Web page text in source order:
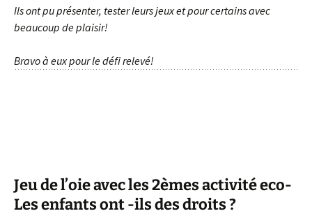
Ils ont pu présenter, tester leurs jeux et pour certains avec
beaucoup de plaisir!
Bravo à eux pour le défi relevé!
Jeu de l’oie avec les 2èmes activité eco-
Les enfants ont -ils des droits ?